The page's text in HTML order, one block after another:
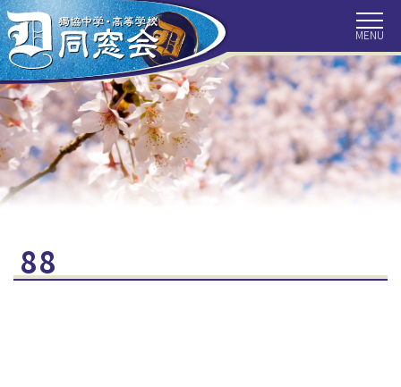
HOME トピックス
いて
会長挨拶 事務局より
会報
クラス会だ
より
獨協ぶらり
旅
目で見る獨
協百年
88